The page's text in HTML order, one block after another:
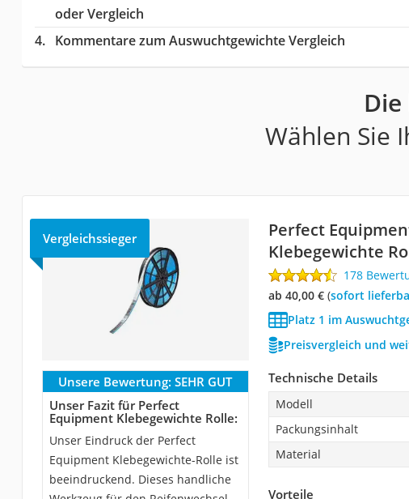
oder Vergleich
Kommentare zum Auswuchtgewichte Vergleich
Wählen Sie
Vergleichssieger
Perfect
Klebegewichte
178
ab 40,00 €( Sofort
Platz 1 im
Preisvergleich und
Unsere Bewertung: SEHR GUT
Unser Fazit für Perfect
Equipment Klebegewichte Rolle:
Unser Eindruck der Perfect
Equipment Klebegewichte-Rolle ist
beeindruckend. Dieses handliche
Technische Details
Modell
Packungsinhalt
Material
Vorteile